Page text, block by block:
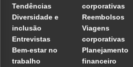
Tendências
Diversidade e
inclusão
Entrevistas
Bem-estar no
trabalho
corporativas
Reembolsos
Viagens
corporativas
Planejamento
financeiro